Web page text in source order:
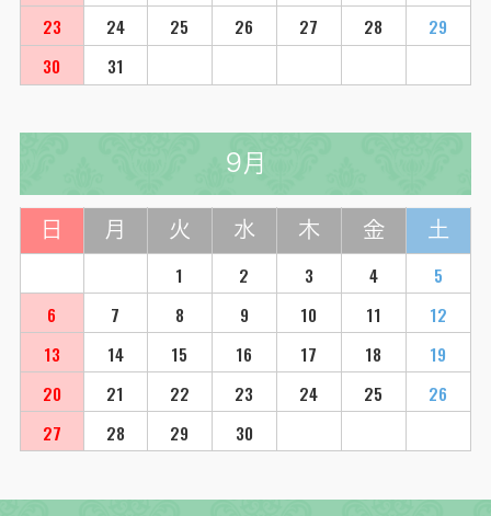
23
24 25 26 27 28
29
30
31
9月
日 月 火 水 木 金 土
1 2 3 4
5
6
7 8 9 10 11
12
13
14 15 16 17 18
19
20
21 22 23 24 25
26
27
28 29 30